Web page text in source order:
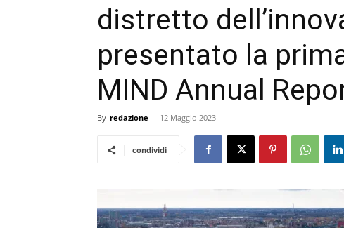
distretto
presentato la
MIND Annual
By redazione - 12 Maggio 2023
condividi